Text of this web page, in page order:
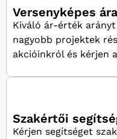
Versenyképes
Kiváló ár-érték
nagyobb projektek
akcióinkról és kérjen
Szakértői
Kérjen segítséget